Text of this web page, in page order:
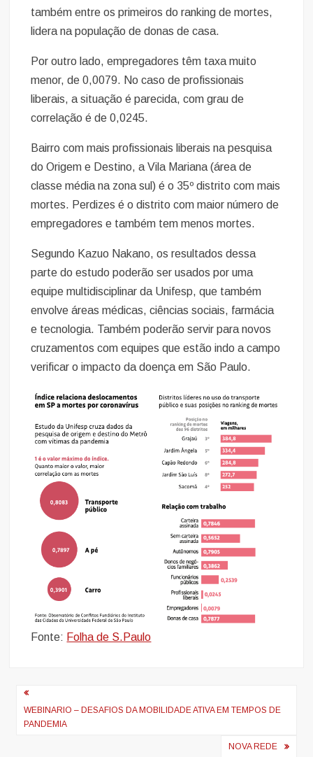
também entre os primeiros do ranking de mortes,
lidera na população de donas de casa.
Por outro lado, empregadores têm taxa muito
menor, de 0,0079. No caso de profissionais
liberais, a situação é parecida, com grau de
correlação é de 0,0245.
Bairro com mais profissionais liberais na pesquisa
do Origem e Destino, a Vila Mariana (área de
classe média na zona sul) é o 35º distrito com mais
mortes. Perdizes é o distrito com maior número de
empregadores e também tem menos mortes.
Segundo Kazuo Nakano, os resultados dessa
parte do estudo poderão ser usados por uma
equipe multidisciplinar da Unifesp, que também
envolve áreas médicas, ciências sociais, farmácia
e tecnologia. Também poderão servir para novos
cruzamentos com equipes que estão indo a campo
verificar o impacto da doença em São Paulo.
Fonte: Folha de S.Paulo
Navegação
de
WEBINARIO – DESAFIOS DA MOBILIDADE ATIVA EM TEMPOS DE
PANDEMIA
NOVA REDE